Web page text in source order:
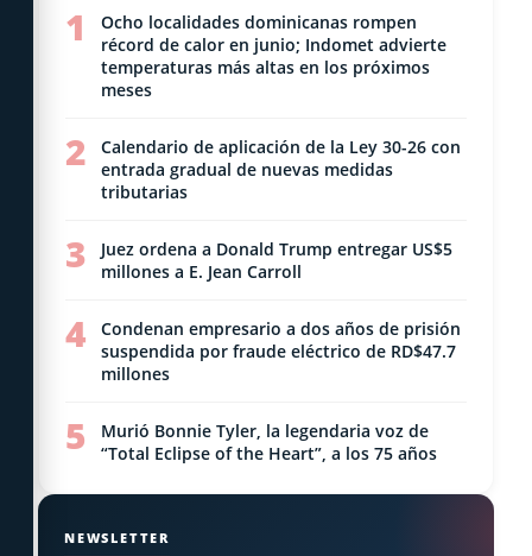
1
Ocho localidades dominicanas rompen
récord de calor en junio; Indomet advierte
temperaturas más altas en los próximos
meses
2
Calendario de aplicación de la Ley 30-26 con
entrada gradual de nuevas medidas
tributarias
3
Juez ordena a Donald Trump entregar US$5
millones a E. Jean Carroll
4
Condenan empresario a dos años de prisión
suspendida por fraude eléctrico de RD$47.7
millones
5
Murió Bonnie Tyler, la legendaria voz de
“Total Eclipse of the Heart”, a los 75 años
NEWSLETTER